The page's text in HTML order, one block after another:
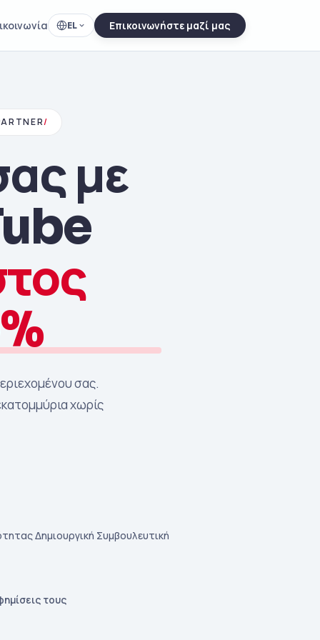
EL Επικοινωνήστε μαζί μας
/
με
σας.
χωρίς
Δημιουργική Συμβουλευτική
τους